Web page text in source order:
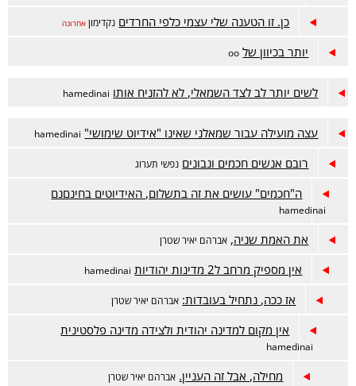
כן. זו הטענה שלי עצמי כלפי החרדים נקדימון אחרונה
יותר בכיוון של oo
לשים יותר לב לצד השמאלי, לא להזניח אותו hamedinai
עצה מועילה עבור שמאלני שאינו "אידיוט שימושי" hamedinai
רובם אנשים חכמים ונבונים נפשי תערוג
ה"חכמים" עושים את זה בתשלום, האידיוטים בחינםנם
hamedinai
את האמת שניה, אברהם יאיר שטרן
אין מספיק מרחב ל2 מדינות יהודיות hamedinai
אז ככה, נתחיל בעובדות: אברהם יאיר שטרן
אין מקום למדינה יהודית ולצידה מדינה פלסטינית
hamedinai
מחילה, אבל זה העניין. אברהם יאיר שטרן